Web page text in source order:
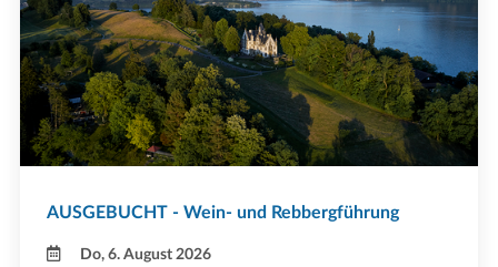
AUSGEBUCHT - Wein- und Rebbergführung
Do, 6. August 2026